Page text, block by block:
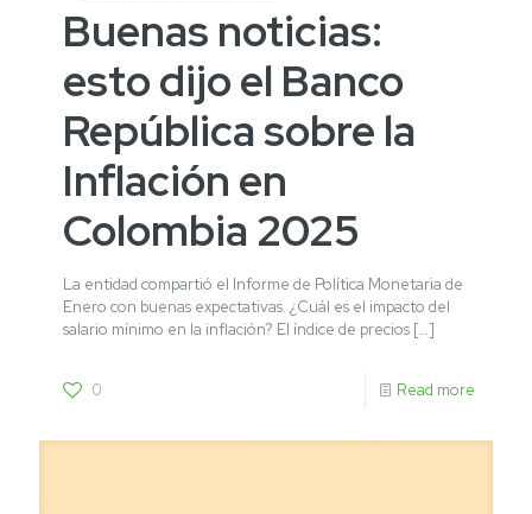
Buenas noticias:
esto dijo el Banco
República sobre la
Inflación en
Colombia 2025
La entidad compartió el Informe de Política Monetaria de
Enero con buenas expectativas. ¿Cuál es el impacto del
salario mínimo en la inflación? El índice de precios […]
0 Read more